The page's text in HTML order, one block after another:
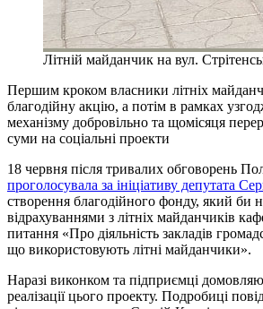
Літній майданчик на вул.
Першим кроком власники літніх
благодійну акцію, а потім в рамках
механізму добровільно та щомісяця
суми на соціальні проекти
18 червня після тривалих обговорень
проголосувала за ініціативу депутата
створення благодійного фонду, який би
відрахуваннями з літніх майданчиків
питання «Про діяльність закладів
що використовують літні майданчики».
Наразі виконком та підприємці
реалізації цього проекту. Подробиці